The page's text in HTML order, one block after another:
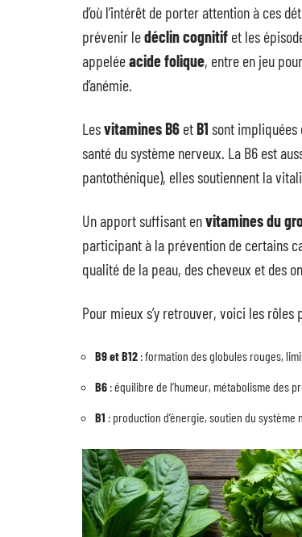
d’où l’intérêt de porter attention à ces
prévenir ledéclin cognitif et les
appeléeacide folique, entre en jeu
d’anémie.
Lesvitamines B6 etB1 sont impliquées
santé du système nerveux. La B6 est
pantothénique), elles soutiennent la
Un apport suffisant envitamines du
participant à la prévention de certains
qualité de la peau, des cheveux et des
Pour mieux s’y retrouver, voici les
B9 et B12 : formation des globules rouges,
B6 : équilibre de l’humeur, métabolisme des
B1 : production d’énergie, soutien du système